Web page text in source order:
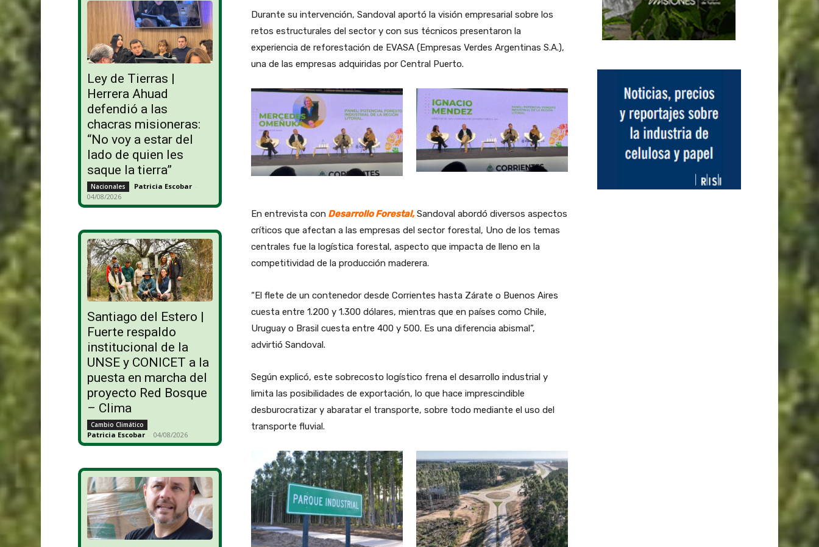
Ley de Tierras |
Herrera Ahuad
defendió a las
chacras misioneras:
“No voy a estar del
lado de quien les
saque la tierra”
Nacionales Patricia Escobar -
04/08/2026
Santiago del Estero |
Fuerte respaldo
institucional de la
UNSE y CONICET a la
puesta en marcha del
proyecto Red Bosque
– Clima
Cambio Climático
Patricia Escobar - 04/08/2026
Durante su intervención, Sandoval aportó la visión empresarial sobre los
retos estructurales del sector y con sus técnicos presentaron la
experiencia de reforestación de EVASA (Empresas Verdes Argentinas S.A.),
una de las empresas adquiridas por Central Puerto.
En entrevista conDesarrollo Forestal,Sandoval abordó diversos aspectos
críticos que afectan a las empresas del sector forestal, Uno de los temas
centrales fue la logística forestal, aspecto que impacta de lleno en la
competitividad de la producción maderera.
“El flete de un contenedor desde Corrientes hasta Zárate o Buenos Aires
cuesta entre 1.200 y 1.300 dólares, mientras que en países como Chile,
Uruguay o Brasil cuesta entre 400 y 500. Es una diferencia abismal”,
advirtió Sandoval.
Según explicó, este sobrecosto logístico frena el desarrollo industrial y
limita las posibilidades de exportación, lo que hace imprescindible
desburocratizar y abaratar el transporte, sobre todo mediante el uso del
transporte fluvial.